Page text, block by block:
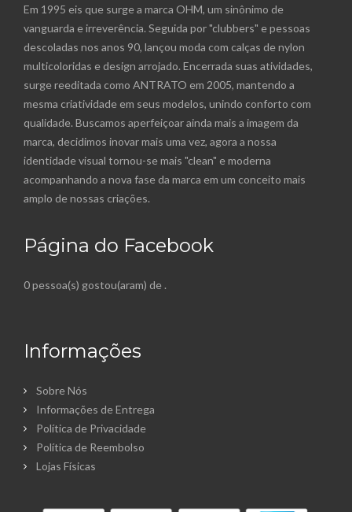
Em 1995 eis que surge a marca OHM, um sinônimo de
vanguarda e irreverência. Seguida por "clubbers" e pessoas
descoladas nos anos 90, lançou moda com calças de nylon
multicoloridas e design arrojado. Encerrada suas atividades,
surge reeditada como ANTRATO em 2005, mantendo a
mesma criatividade em seus modelos, unindo conforto com
qualidade. Buscamos aperfeiçoar ainda mais a imagem da
marca, decidimos inovar mais uma vez, agora a nossa
identidade visual tornou-se mais "clean" e moderna
acompanhando a nova fase da marca em um conceito mais
amplo de nossas criações.
Página do Facebook
0 pessoa(s) gostou(aram) de .
Informações
Sobre Nós
Informações de Entrega
Política de Privacidade
Política de Reembolso
Lojas Físicas